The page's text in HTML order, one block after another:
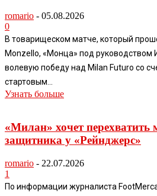
romario - 05.08.2026
0
В товарищеском матче, который
Monzello, «Монца» под
волевую победу над Milan Futuro со
стартовым...
Узнать больше
«Милан» хочет перехватить
защитника у «Рейнджерс»
romario - 22.07.2026
1
По информации журналиста